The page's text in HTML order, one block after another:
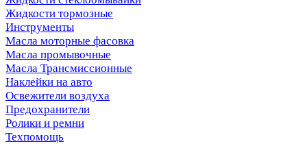
Жидкости тормозные
Инструменты
Масла моторные фасовка
Масла промывочные
Масла Трансмиссионные
Наклейки на авто
Освежители воздуха
Предохранители
Ролики и ремни
Техпомощь